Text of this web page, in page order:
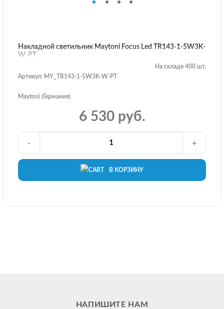
Накладной светильник Maytoni Focus Led TR143-1-5W3K-
W-PT
На складе 400 шт.
Артикул: MY_TR143-1-5W3K-W-PT
Maytoni (Германия)
6 530 руб.
В КОРЗИНУ
- +
НАПИШИТЕ НАМ